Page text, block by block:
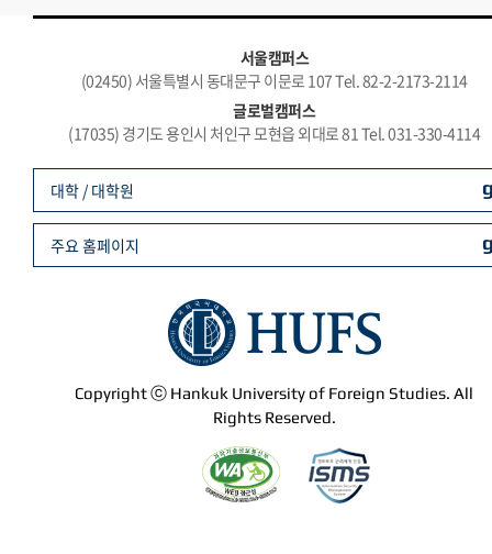
서울캠퍼스
(02450) 서울특별시 동대문구 이문로 107 Tel. 82-2-2173-2114
글로벌캠퍼스
(17035) 경기도 용인시 처인구 모현읍 외대로 81 Tel. 031-330-4114
Copyright ⓒ Hankuk University of Foreign Studies. All
Rights Reserved.
대학 / 대학원
주요 홈페이지